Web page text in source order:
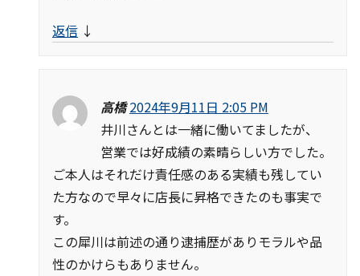
返信 ↓
高橋 2024年9月11日 2:05 PM
井川さんとは一緒に働いてましたが、
営業では好成績の素晴らしい方でした。
ご本人はそれだけ責任感のある実績も残してい
た方なので早々に店長に昇格できたのも事実で
す。
この犀川は前述の通り逮捕歴がありモラルや品
性のかけらもありません。